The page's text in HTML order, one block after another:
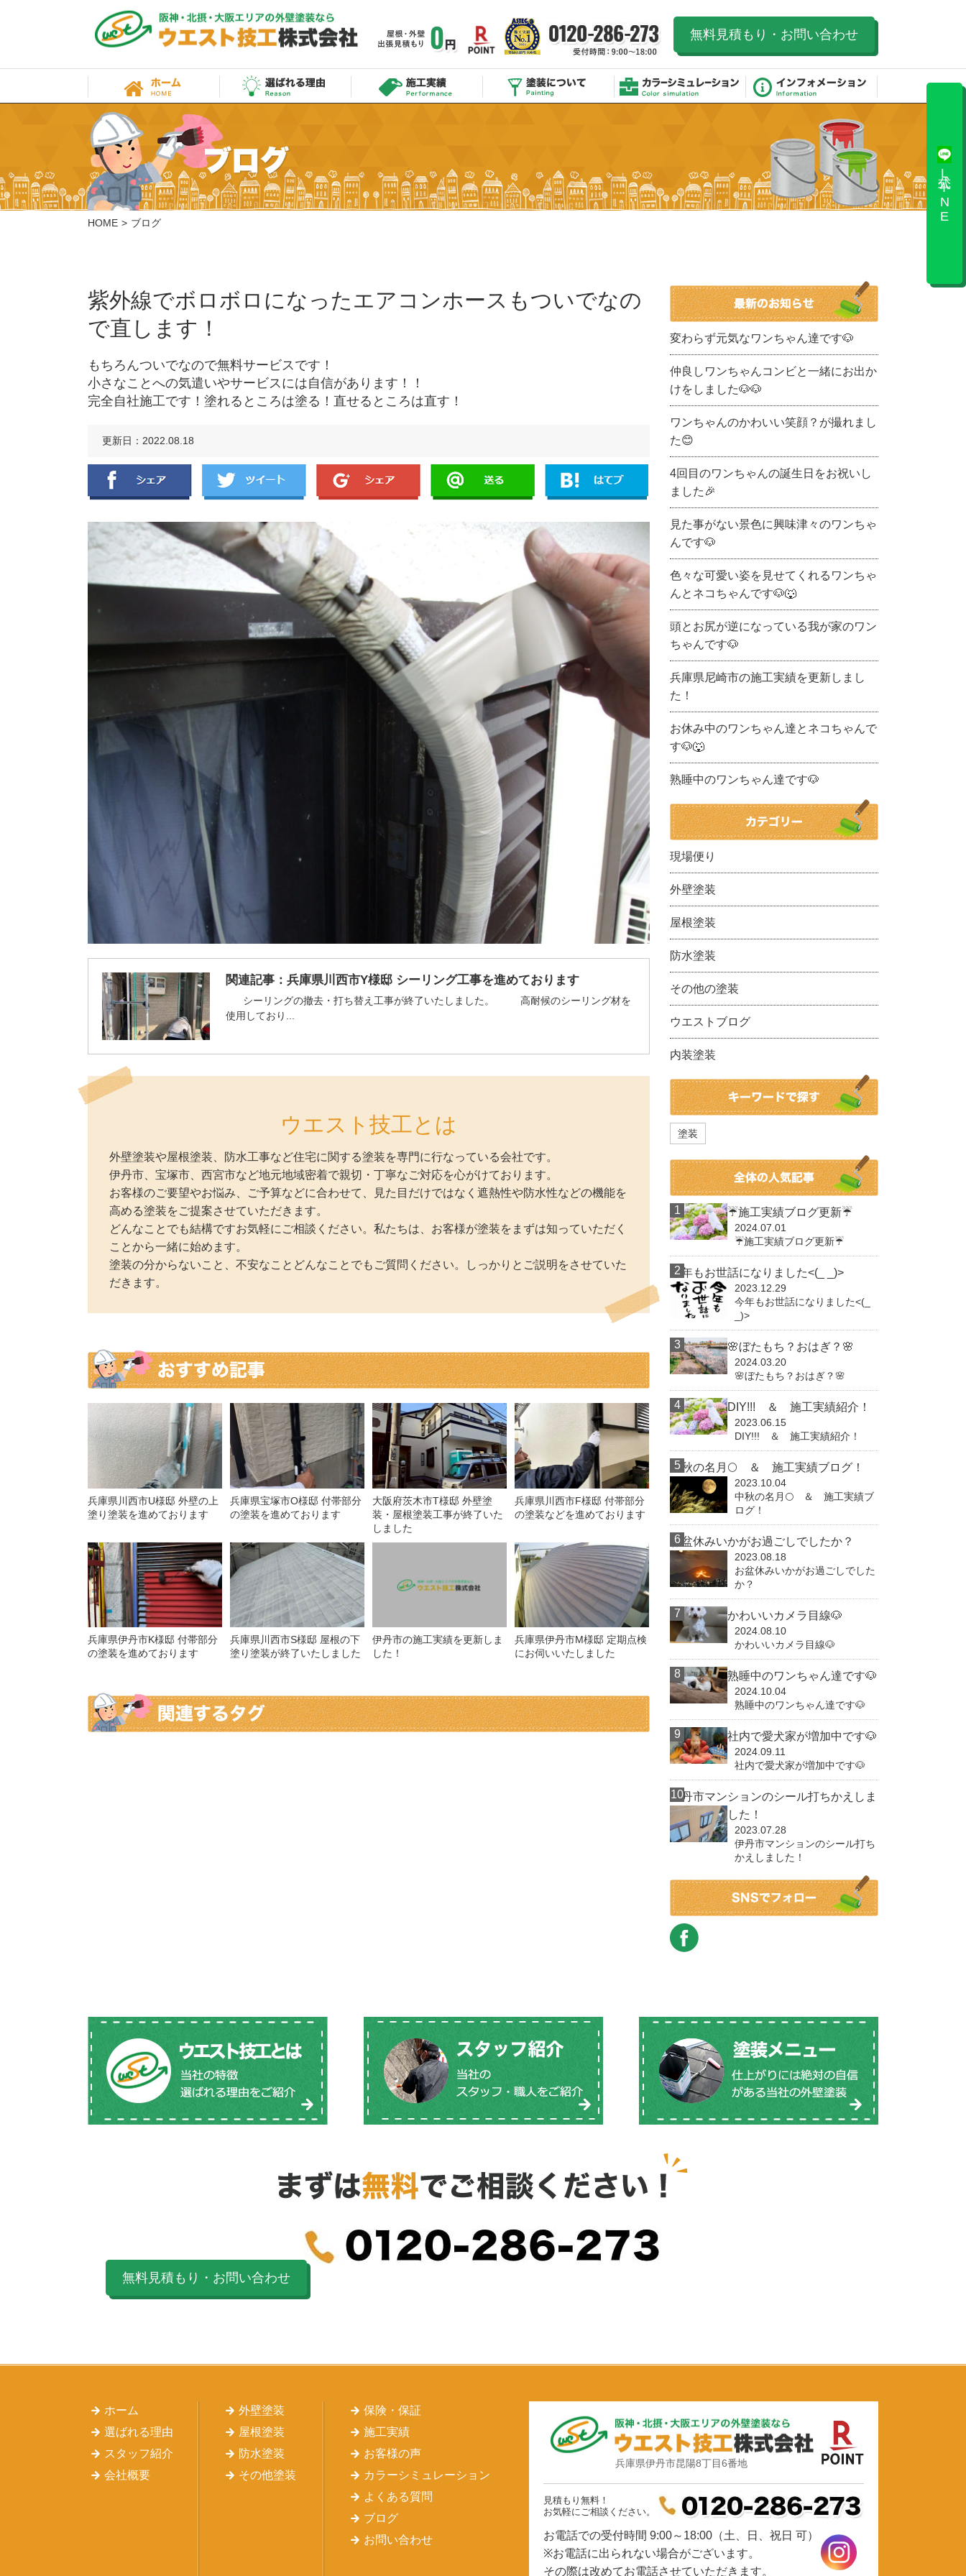
無料見積もり・お問い合わせ
公式LINE
HOME ブログ
紫外線でボロボロになったエアコンホースもついでなの
で直します！
もちろんついでなので無料サービスです！
小さなことへの気遣いやサービスには自信があります！！
完全自社施工です！塗れるところは塗る！直せるところは直す！
更新日：2022.08.18
関連記事： 兵庫県川西市Y様邸 シーリング工事を進めております
シーリングの撤去・打ち替え工事が終了いたしました。 高耐候のシーリング材を
使用しており...
ウエスト技工とは
外壁塗装や屋根塗装、防水工事など住宅に関する塗装を専門に行なっている会社です。
伊丹市、宝塚市、西宮市など地元地域密着で親切・丁寧なご対応を心がけております。
お客様のご要望やお悩み、ご予算などに合わせて、見た目だけではなく遮熱性や防水性などの機能を
高める塗装をご提案させていただきます。
どんなことでも結構ですお気軽にご相談ください。私たちは、お客様が塗装をまずは知っていただく
ことから一緒に始めます。
塗装の分からないこと、不安なことどんなことでもご質問ください。しっかりとご説明をさせていた
だきます。
兵庫県川西市U様邸 外壁の上
塗り塗装を進めております
兵庫県宝塚市O様邸 付帯部分
の塗装を進めております
大阪府茨木市T様邸 外壁塗
装・屋根塗装工事が終了いた
しました
兵庫県川西市F様邸 付帯部分
の塗装などを進めております
兵庫県伊丹市K様邸 付帯部分
の塗装を進めております
兵庫県川西市S様邸 屋根の下
塗り塗装が終了いたしました
伊丹市の施工実績を更新しま
した！
兵庫県伊丹市M様邸 定期点検
にお伺いいたしました
変わらず元気なワンちゃん達です🐶
仲良しワンちゃんコンビと一緒にお出か
けをしました🐶🐶
ワンちゃんのかわいい笑顔？が撮れまし
た😊
4回目のワンちゃんの誕生日をお祝いし
ました🎉
見た事がない景色に興味津々のワンちゃ
んです🐶
色々な可愛い姿を見せてくれるワンちゃ
んとネコちゃんです🐶🐺
頭とお尻が逆になっている我が家のワン
ちゃんです🐶
兵庫県尼崎市の施工実績を更新しまし
た！
お休み中のワンちゃん達とネコちゃんで
す🐶🐺
熟睡中のワンちゃん達です🐶
現場便り
外壁塗装
屋根塗装
防水塗装
その他の塗装
ウエストブログ
内装塗装
塗装
☔施工実績ブログ更新☔
2024.07.01
☔施工実績ブログ更新☔
今年もお世話になりました<(_ _)>
2023.12.29
今年もお世話になりました<(_
_)>
🌸ぼたもち？おはぎ？🌸
2024.03.20
🌸ぼたもち？おはぎ？🌸
DIY!!! ＆ 施工実績紹介！
2023.06.15
DIY!!! ＆ 施工実績紹介！
中秋の名月🌕 ＆ 施工実績ブログ！
2023.10.04
中秋の名月🌕 ＆ 施工実績ブ
ログ！
お盆休みいかがお過ごしでしたか？
2023.08.18
お盆休みいかがお過ごしでした
か？
かわいいカメラ目線🐶
2024.08.10
かわいいカメラ目線🐶
熟睡中のワンちゃん達です🐶
2024.10.04
熟睡中のワンちゃん達です🐶
社内で愛犬家が増加中です🐶
2024.09.11
社内で愛犬家が増加中です🐶
伊丹市マンションのシール打ちかえしま
した！
2023.07.28
伊丹市マンションのシール打ち
かえしました！
無料見積もり・お問い合わせ
ホーム
選ばれる理由
スタッフ紹介
会社概要
外壁塗装
屋根塗装
防水塗装
その他塗装
保険・保証
施工実績
お客様の声
カラーシミュレーション
よくある質問
ブログ
お問い合わせ
兵庫県伊丹市昆陽8丁目6番地
見積もり無料！
お気軽にご相談ください。
お電話での受付時間 9:00～18:00（土、日、祝日 可）
※お電話に出られない場合がございます。
その際は改めてお電話させていただきます。